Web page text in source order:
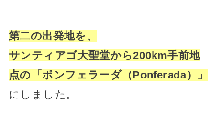
第二の出発地を、
サンティアゴ大聖堂から200km手前地
点の「ポンフェラーダ（Ponferada）」
にしました。